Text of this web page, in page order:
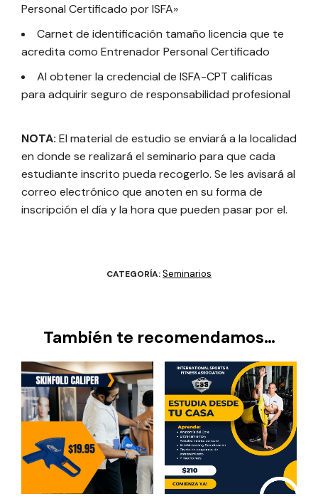
Personal Certificado por ISFA»
Carnet de identificación tamaño licencia que te
acredita como Entrenador Personal Certificado
Al obtener la credencial de ISFA-CPT calificas
para adquirir seguro de responsabilidad profesional
NOTA: El material de estudio se enviará a la localidad
en donde se realizará el seminario para que cada
estudiante inscrito pueda recogerlo. Se les avisará al
correo electrónico que anoten en su forma de
inscripción el día y la hora que pueden pasar por el.
CATEGORÍA:Seminarios
También te recomendamos…